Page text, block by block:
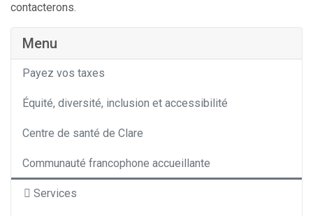
contacterons.
Menu
Payez vos taxes
Équité, diversité, inclusion et accessibilité
Centre de santé de Clare
Communauté francophone accueillante
Services